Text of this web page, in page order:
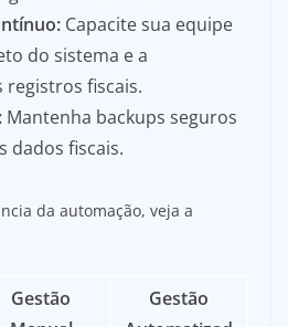
Capacite sua equipe
do sistema e a
fiscais.
Mantenha backups seguros
dados fiscais.
da automação, veja a
Gestão
Gestão